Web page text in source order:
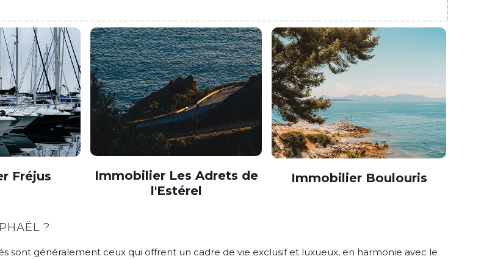
Fréjus
Immobilier Les Adrets de
l'Estérel
Immobilier Boulouris
?
sont généralement ceux qui offrent un cadre de vie exclusif et luxueux, en harmonie avec le